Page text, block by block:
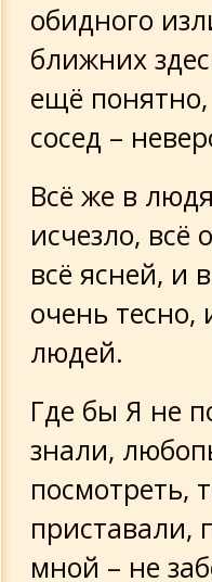
обидного
ближних
ещё
сосед –
Всё же в
исчезло,
всё ясней, и
очень тесно,
людей.
Где бы Я не
знали,
посмотреть,
приставали,
мной – не